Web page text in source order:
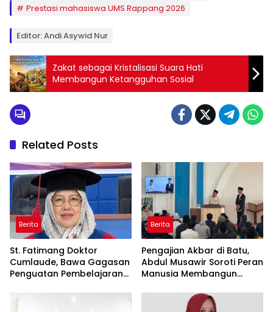
Prestasi mahasiswa UMS Rappang 2026
Editor: Andi Asywid Nur
Zakat sebagai Kristalisasi Suara Hati
Membangun Ketangguhan Sosial
Related Posts
Berita
St. Fatimang Doktor
Cumlaude, Bawa Gagasan
Penguatan Pembelajaran
Vokasi
Berita
Pengajian Akbar di Batu,
Abdul Musawir Soroti Peran
Manusia Membangun